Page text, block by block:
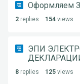
Оформляем
2 replies 154 views
ЭПИ
8 replies 125 views